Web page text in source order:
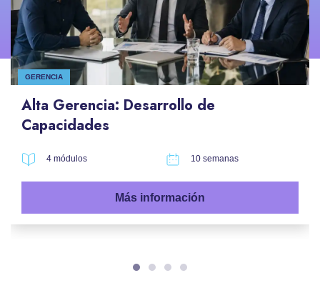
GERENCIA
Alta Gerencia: Desarrollo de
Capacidades
4 módulos 10 semanas
Más información